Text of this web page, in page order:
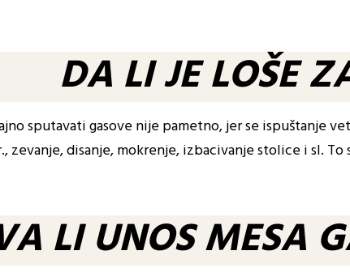
DA LI JE LOŠE
sputavati gasove nije pametno, jer se ispuštanje
zevanje, disanje, mokrenje, izbacivanje stolice i sl.
LI UNOS MESA